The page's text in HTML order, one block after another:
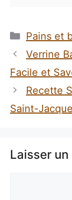
Pains et
Verrine
Facile et
Recette
Saint-
Laisser